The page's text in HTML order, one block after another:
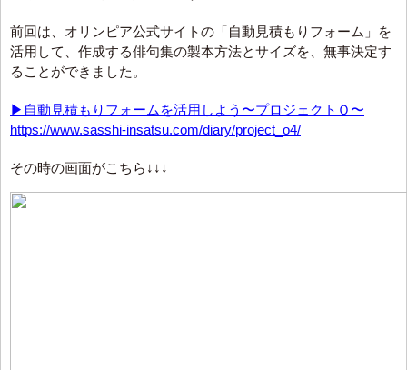
前回は、オリンピア公式サイトの「自動見積もりフォーム」を
活用して、作成する俳句集の製本方法とサイズを、無事決定す
ることができました。
▶自動見積もりフォームを活用しよう〜プロジェクトＯ〜
https://www.sasshi-insatsu.com/diary/project_o4/
その時の画面がこちら↓↓↓